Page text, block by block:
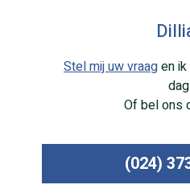
Stel mij uw vraagen
Of bel ons
(024)